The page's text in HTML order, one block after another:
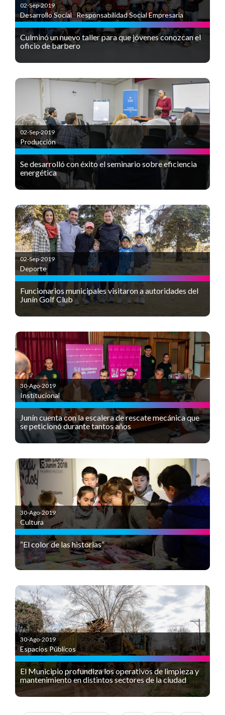
02-Sep-2019
Desarrollo Social,Responsabilidad Social Empresaria
Culminó un nuevo taller para que jóvenes conozcan el
oficio de barbero
02-Sep-2019
Producción
Se desarrolló con éxito el seminario sobre eficiencia
energética
02-Sep-2019
Deporte
Funcionarios municipales visitaron a autoridades del
Junín Golf Club
30-Ago-2019
Institucional
Junín cuenta con la escalera de rescate mecánica que
se peticionó durante tantos años
30-Ago-2019
Cultura
“El color de las historias”
30-Ago-2019
Espacios Públicos
El Municipio profundiza los operativos de limpieza y
mantenimiento en distintos sectores de la ciudad